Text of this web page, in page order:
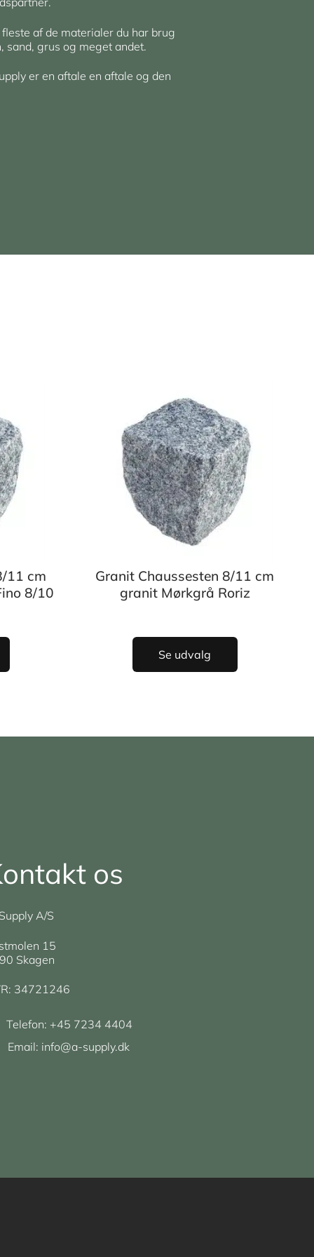
af de materialer du har brug
grus og meget andet.
er en aftale en aftale og den
11 cm
8/10
Granit Chaussesten 8/11 cm
granit Mørkgrå Roriz
Se udvalg
os
A/S
15
Skagen
34721246
Telefon: +45 7234 4404
Email: info@a-supply.dk